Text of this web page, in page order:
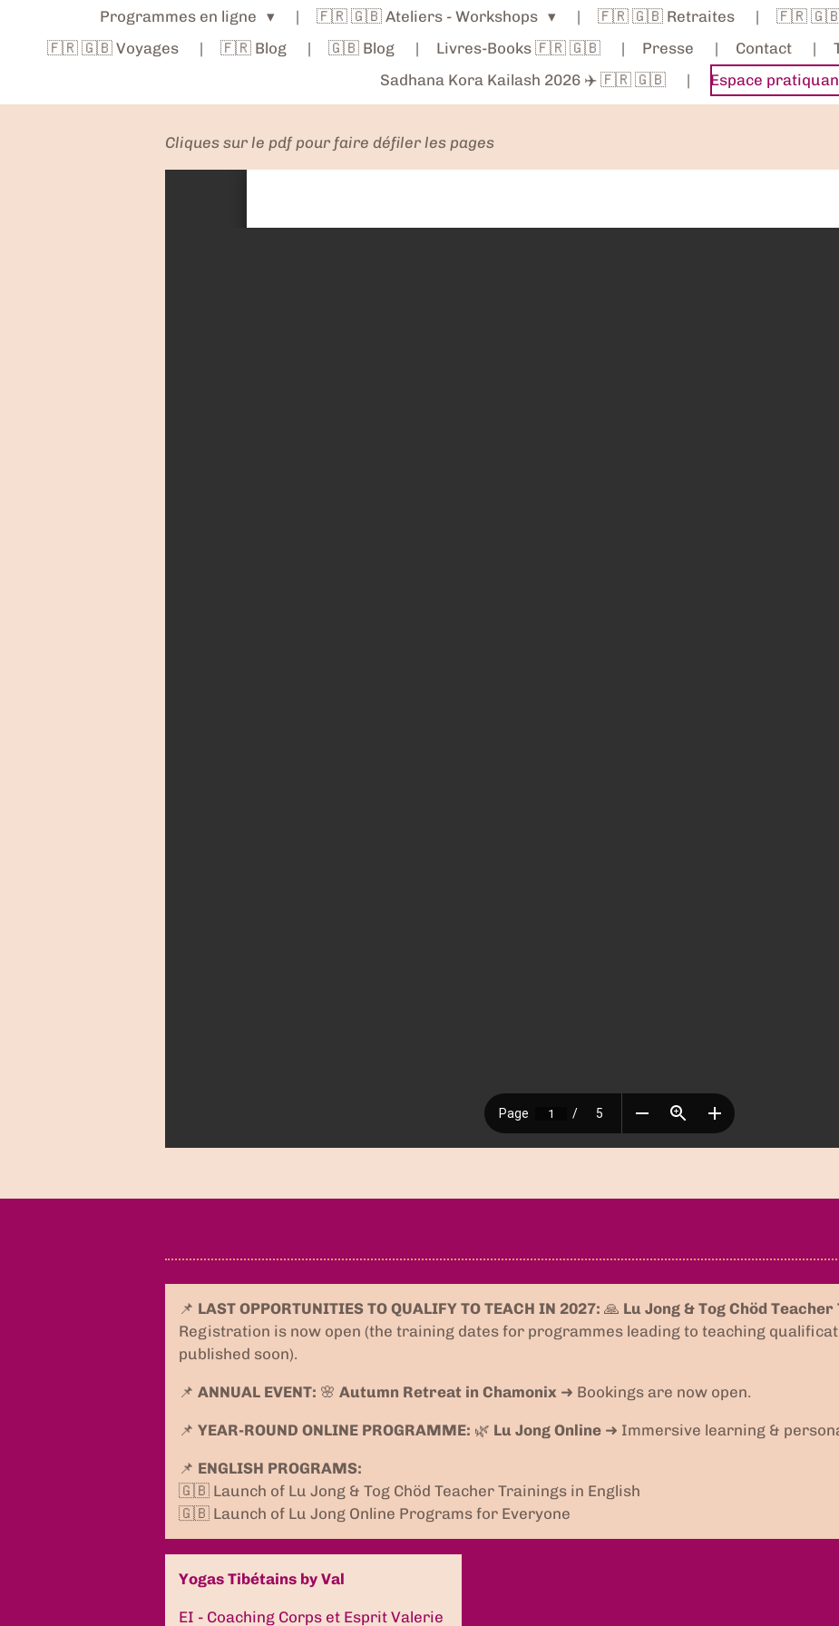
Programmes en ligne
🇫🇷 🇬🇧 Ateliers - Workshops 🇫🇷 🇬🇧 Retraites 🇫🇷 🇬🇧
🇫🇷 🇬🇧 Voyages
🇫🇷 Blog 🇬🇧 Blog Livres-Books 🇫🇷 🇬🇧 Presse Contact
Sadhana Kora Kailash 2026 ✈️ 🇫🇷 🇬🇧
Espace
Cliques sur le pdf pour faire défiler les pages
📌 LAST OPPORTUNITIES TO QUALIFY TO TEACH IN 2027: 🙏 Lu Jong & Tog Chöd
Registration is now open (the training dates for programmes leading to teaching
published soon).
📌 ANNUAL EVENT: 🌸 Autumn Retreat in Chamonix ➜ Bookings are now open.
📌 YEAR-ROUND ONLINE PROGRAMME: 🌿 Lu Jong Online ➜ Immersive learning &
📌 ENGLISH PROGRAMS:
🇬🇧 Launch of Lu Jong & Tog Chöd Teacher Trainings in English
🇬🇧 Launch of Lu Jong Online Programs for Everyone
Yogas Tibétains by Val
EI - Coaching Corps et Esprit Valerie